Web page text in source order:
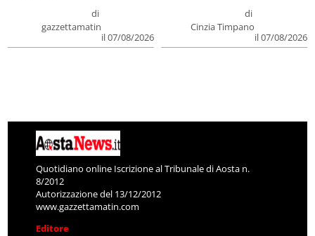
di
gazzettamatin
il 07/08/2026
di
Cinzia Timpano
il 07/08/2026
Quotidiano online Iscrizione al Tribunale di Aosta n.
8/2012
Autorizzazione del 13/12/2012
www.gazzettamatin.com
Editore